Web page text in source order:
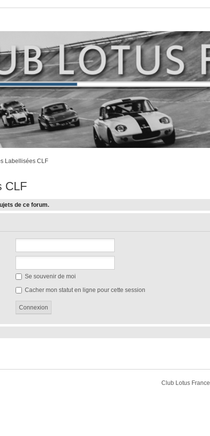
Labellisées CLF
CLF
de ce forum.
Se souvenir de moi
Cacher mon statut en ligne pour cette session
Club Lotus France